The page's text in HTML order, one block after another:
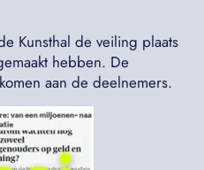
Kunsthal de veiling plaats
hebben. De
aan de deelnemers.